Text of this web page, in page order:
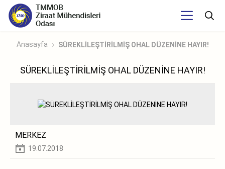
Anasayfa SÜREKLİLEŞTİRİLMİŞ OHAL DÜZENİNE HAYIR!
SÜREKLİLEŞTİRİLMİŞ OHAL DÜZENİNE HAYIR!
MERKEZ
19.07.2018